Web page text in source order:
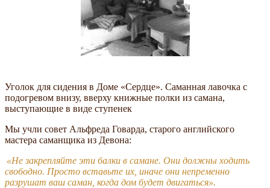
Уголок для сидения в Доме «Сердце». Саманная лавочка с
подогревом внизу, вверху книжные полки из самана,
выступающие в виде ступенек
Мы учли совет Альфреда Говарда, старого английского
мастера саманщика из Девона:
«Не закрепляйте эти балки в самане. Они должны ходить
свободно. Просто вставьте их, иначе они непременно
разрушат ваш саман, когда дом будет двигаться».